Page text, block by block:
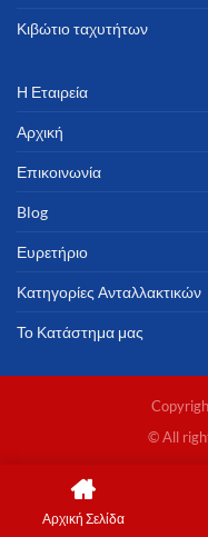
Κιβώτιο ταχυτήτων
Η Εταιρεία
Αρχική
Επικοινωνία
Blog
Ευρετήριο
Κατηγορίες Ανταλλακτικών
Το Κατάστημα μας
© All
Αρχική Σελίδα